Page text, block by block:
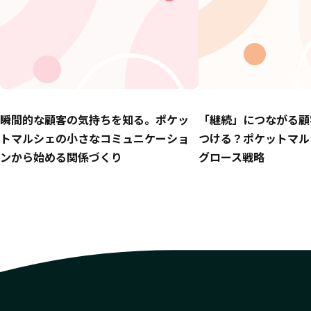
瞬間的な顧客の気持ちを知る。ポケッ
トマルシェの小さなコミュニケーショ
ンから始める関係づくり
「継続」につながる
つける？ポケットマ
グロース戦略